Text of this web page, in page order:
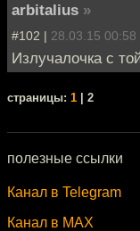
arbitalius »
#102 | 28.03.15 00:58
Излучалочка с
cтраницы: 1 | 2
полезные ссылки
Канал в Telegram
Канал в MAX